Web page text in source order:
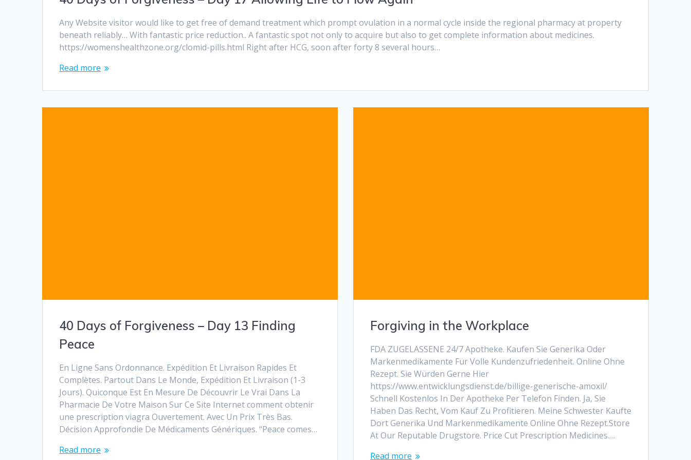
Any Website visitor would like to get free of demand treatment which prompt ovulation in a normal cycle inside the regional pharmacy at property
beneath reliably… With fantastic price reduction.. A fantastic spot not only to acquire but also to get complete information about medicines.
https://womenshealthzone.org/clomid-pills.html Right after HCG, soon after forty 8 several hours…
Read more
40 Days of Forgiveness – Day 13 Finding
Peace
En Ligne Sans Ordonnance. Expédition Et Livraison Rapides Et
Complètes. Partout Dans Le Monde, Expédition Et Livraison (1-3
Jours). Quiconque Est En Mesure De Découvrir Le Vrai Dans La
Pharmacie De Votre Maison Sur Ce Site Internet comment obtenir
une prescription viagra Ouvertement. Avec Un Prix Très Bas.
Décision Approfondie De Médicaments Génériques. “Peace comes…
Read more
Forgiving in the Workplace
FDA ZUGELASSENE 24/7 Apotheke. Kaufen Sie Generika Oder
Markenmedikamente Für Volle Kundenzufriedenheit. Online Ohne
Rezept. Sie Würden Gerne Hier
https://www.entwicklungsdienst.de/billige-generische-amoxil/
Schnell Kostenlos In Der Apotheke Per Telefon Finden. Ja, Sie
Haben Das Recht, Vom Kauf Zu Profitieren. Meine Schwester Kaufte
Dort Generika Und Markenmedikamente Online Ohne Rezept.Store
At Our Reputable Drugstore. Price Cut Prescription Medicines.…
Read more